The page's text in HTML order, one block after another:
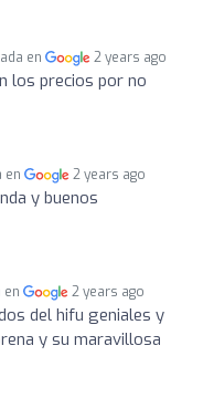
en 2 years ago
los precios por no
en 2 years ago
y buenos
en 2 years ago
del hifu geniales y
y su maravillosa